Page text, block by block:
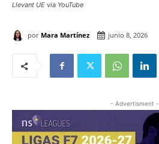
Llevant UE via YouTube
por Mara Martínez junio 8, 2026
- Advertisment -